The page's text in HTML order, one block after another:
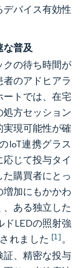
バイス有効性
な普及
クの待ち時間が
のアドヒアラ
ートでは、在宅
方セッション
実現可能性が確
IoT連携グラス
じて投与タイ
た購買者にとっ
加にもかかわ
ある独立した
ドLEDの照射強
れました[1]。
証、精密な投与